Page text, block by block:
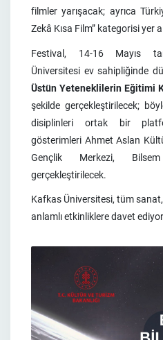
filmler yarışacak; ayrıca
Zekâ Kısa Film” kategorisi yer
Festival, 14-16 Mayıs
Üniversitesi ev sahipliğinde
Üstün Yeteneklilerin Eğitimi
şekilde gerçekleştirilecek;
disiplinleri ortak bir
gösterimleri Ahmet Aslan
Gençlik Merkezi,
gerçekleştirilecek.
Kafkas Üniversitesi, tüm
anlamlı etkinliklere davet